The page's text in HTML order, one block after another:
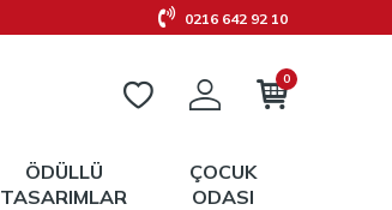
0216 642 92 10
0
ÖDÜLLÜ
TASARIMLAR
ÇOCUK
ODASI